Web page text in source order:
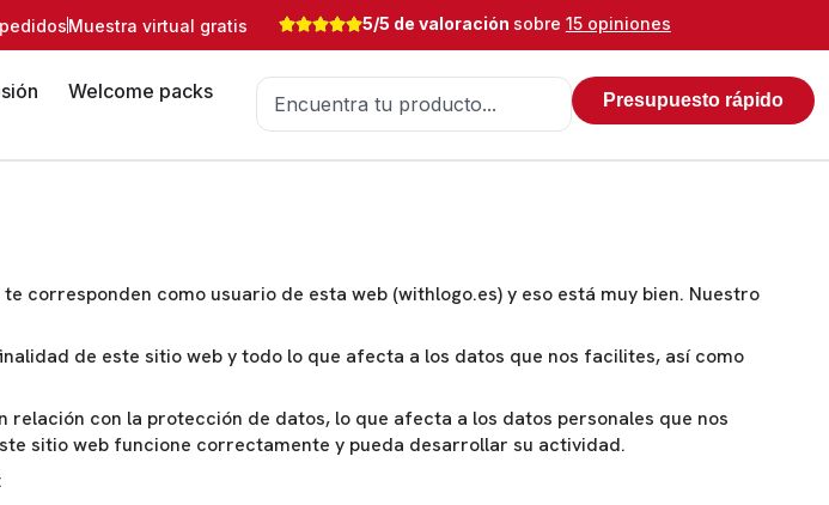
Muestra virtual gratis 5/5 de valoración sobre 15 opiniones
Welcome packs
Presupuesto rápido
corresponden como usuario de esta web (withlogo.es) y eso está muy bien. Nuestro
de este sitio web y todo lo que afecta a los datos que nos facilites, así como
con la protección de datos, lo que afecta a los datos personales que nos
sitio web funcione correctamente y pueda desarrollar su actividad.